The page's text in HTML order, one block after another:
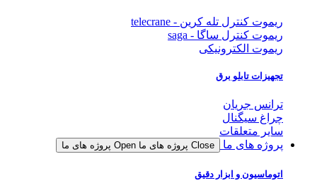
ریموت کنترل تله کرین - telecrane
ریموت کنترل ساگا - saga
ریموت الکترونیکی
تجهیزات تابلو برق
ترانس جریان
چراغ سیگنال
سایر متعلقات
پروژه های ما
Close پروژه های ما Open پروژه های ما
اتوماسیون و ابزار دقیق